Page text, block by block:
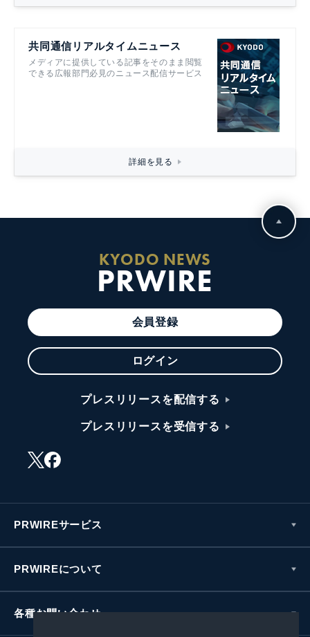
共同通信リアルタイムニュース
メディアに提供している記事をそのまま閲覧
できる広報部門必見のニュース配信サービス
詳細を見る
KYODO NEWS
PRWIRE
会員登録
ログイン
プレスリリースを配信する
プレスリリースを受信する
PRWIREサービス
PRWIREについて
各種お問い合わせ